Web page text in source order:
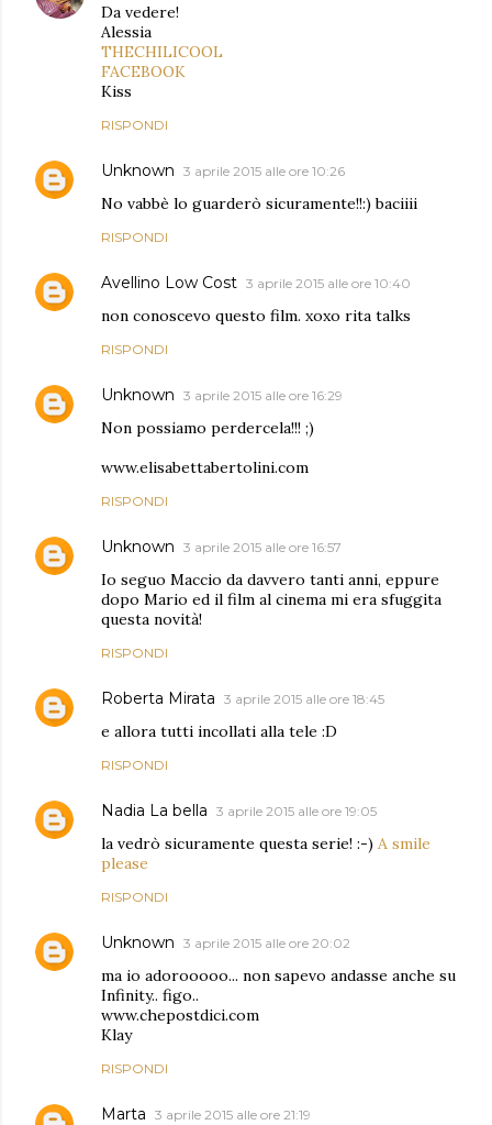
Da vedere!
Alessia
THECHILICOOL
FACEBOOK
Kiss
RISPONDI
Unknown 3 aprile 2015 alle ore 10:26
No vabbè lo guarderò sicuramente!!:) baciiii
RISPONDI
Avellino Low Cost 3 aprile 2015 alle ore 10:40
non conoscevo questo film. xoxo rita talks
RISPONDI
Unknown 3 aprile 2015 alle ore 16:29
Non possiamo perdercela!!! ;)
www.elisabettabertolini.com
RISPONDI
Unknown 3 aprile 2015 alle ore 16:57
Io seguo Maccio da davvero tanti anni, eppure
dopo Mario ed il film al cinema mi era sfuggita
questa novità!
RISPONDI
Roberta Mirata 3 aprile 2015 alle ore 18:45
e allora tutti incollati alla tele :D
RISPONDI
Nadia La bella 3 aprile 2015 alle ore 19:05
la vedrò sicuramente questa serie! :-) A smile
please
RISPONDI
Unknown 3 aprile 2015 alle ore 20:02
ma io adorooooo... non sapevo andasse anche su
Infinity.. figo..
www.chepostdici.com
Klay
RISPONDI
Marta 3 aprile 2015 alle ore 21:19